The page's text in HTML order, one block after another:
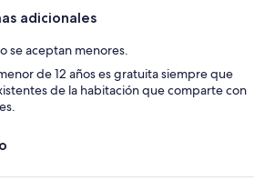
adicionales
se aceptan menores.
de 12 años es gratuita siempre que
de la habitación que comparte con